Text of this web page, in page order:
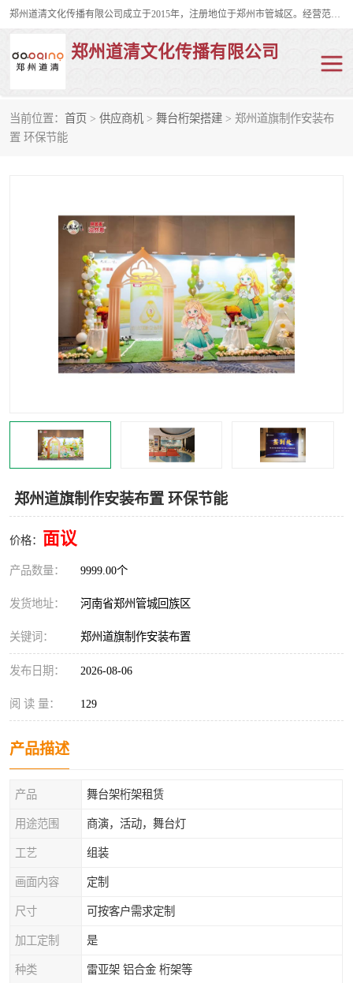
郑州道清文化传播有限公司成立于2015年，注册地位于郑州市管城区。经营范围包括会议及展览服务、庆典礼仪策划、企业形象策划、企业管理咨询、计算机图文设计、制作等。主要产品服务有：舞台桁架搭建，背景板搭建，灯光音响，雷亚舞台搭建、龙门架搭建、会议桌椅租赁、灯光音响租赁、空飘出租、气柱拱门租赁、喷绘写真制作、kt板制作。
郑州道清文化传播有限公司
当前位置： 首页 > 供应商机 > 舞台桁架搭建 > 郑州道旗制作安装布
置 环保节能
郑州道旗制作安装布置 环保节能
价格： 面议
产品数量： 9999.00个
发货地址： 河南省郑州管城回族区
关键词： 郑州道旗制作安装布置
发布日期： 2026-08-06
阅 读 量： 129
产品描述
产品 舞台架桁架租赁
用途范围 商演，活动，舞台灯
工艺 组装
画面内容 定制
尺寸 可按客户需求定制
加工定制 是
种类 雷亚架 铝合金 桁架等
舞台桁架搭建
活动策划 truss架出租
场地布置
背景板搭建 雷亚舞台搭建
龙门架搭建 会议桌椅租赁
灯光音响租赁 空飘出租